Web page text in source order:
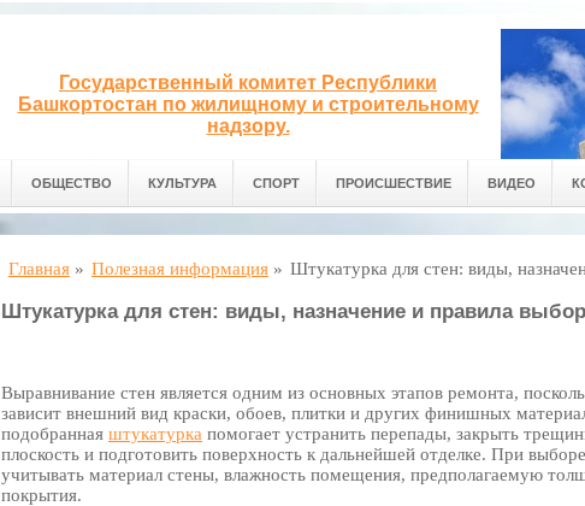
Государственный комитет Республики
Башкортостан по жилищному и строительному
надзору.
ОБЩЕСТВО КУЛЬТУРА СПОРТ ПРОИСШЕСТВИЕ ВИДЕО
Главная » Полезная информация » Штукатурка для стен: виды,
Штукатурка для стен: виды, назначение и правила
Выравнивание стен является одним из основных этапов ремонта,
зависит внешний вид краски, обоев, плитки и других финишных
подобранная штукатурка помогает устранить перепады, закрыть
плоскость и подготовить поверхность к дальнейшей отделке. При
учитывать материал стены, влажность помещения, предполагаемую
покрытия.